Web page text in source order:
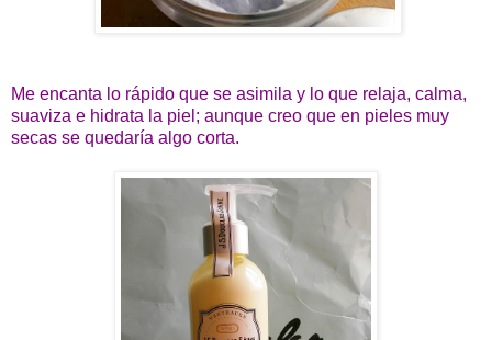
Me encanta lo rápido que se asimila y lo que relaja, calma,
suaviza e hidrata la piel; aunque creo que en pieles muy
secas se quedaría algo corta.